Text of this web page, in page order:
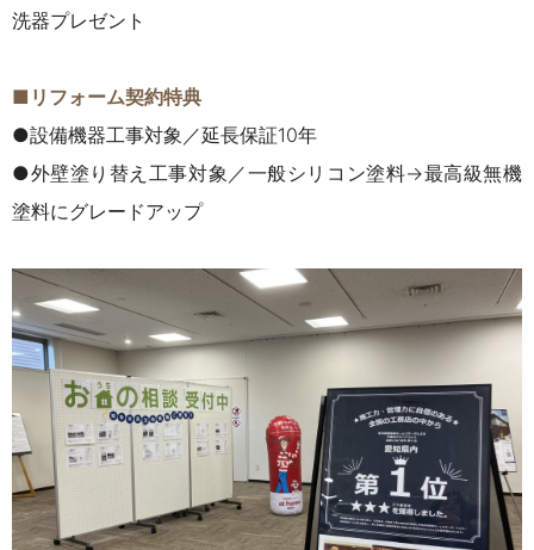
洗器プレゼント
■リフォーム契約特典
●設備機器工事対象／延長保証10年
●外壁塗り替え工事対象／一般シリコン塗料→最高級無機
塗料にグレードアップ